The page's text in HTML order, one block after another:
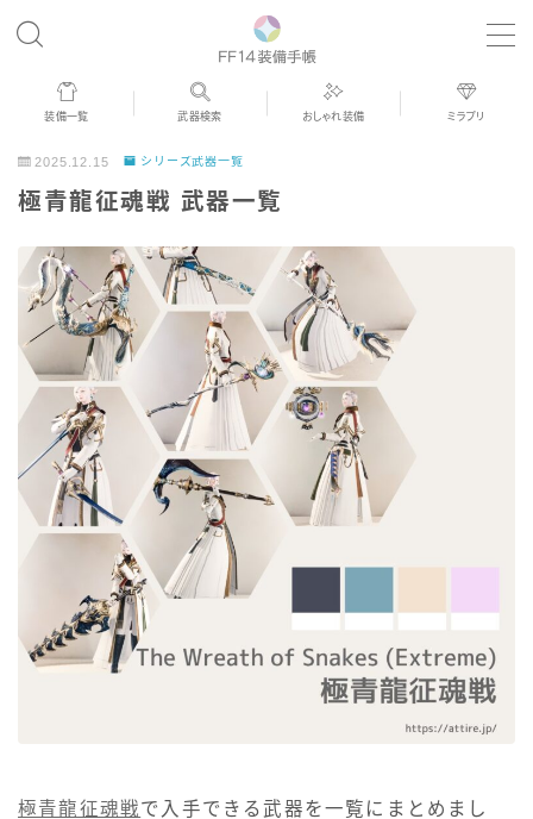
MENU
歴代ジョブAF
アネモス（染色可能紅蓮AF）
バイザー
ゴーグル
口隠し
装備一覧 武器検索 おしゃれ装備 ミラプリ
2025.12.15 シリーズ武器一覧
極青龍征魂戦 武器一覧
極青龍征魂戦で入手できる武器を一覧にまとめまし